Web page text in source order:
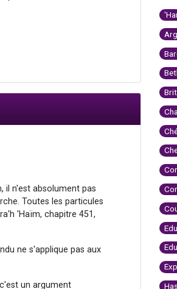
il n'est absolument pas
Toutes les particules
'Haïm, chapitre 451,
ne s'applique pas aux
un argument